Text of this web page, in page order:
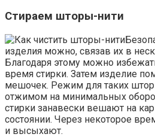
Стираем шторы-нити
изделия можно, связав их в
Благодаря этому можно
время стирки. Затем изделие
мешочек. Режим для таких
отжимом на минимальных
стирки занавески вешают на
состоянии. Через некоторое
и высыхают.